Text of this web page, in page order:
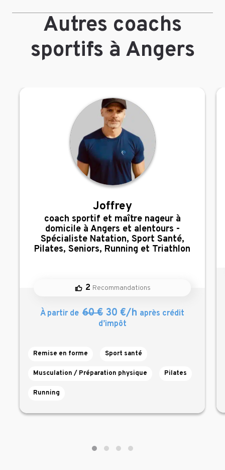
Autres coachs
sportifs à Angers
Joffrey
,
coach sportif et maître nageur à
domicile à Angers et alentours -
Spécialiste Natation, Sport Santé,
Pilates, Seniors, Running et Triathlon
2 Recommandations
À partir de 60 € 30 €/h après crédit
d’impôt
Remise en forme Sport santé
Musculation / Préparation physique Pilates
Running